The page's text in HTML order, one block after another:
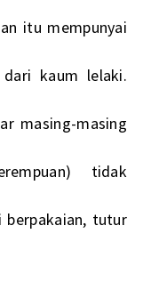
itu mempunyai
kaum lelaki.
masing-masing
tidak
berpakaian, tutur